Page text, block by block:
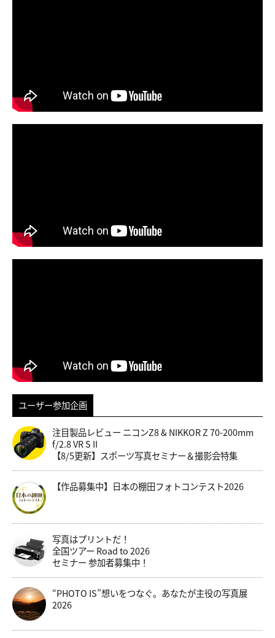
ユーザー参加企画
注目製品レビュー ニコンZ8 & NIKKOR Z 70-200mm
f/2.8 VR S II
【8/5更新】スポーツ写真セミナー＆撮影会特集
【作品募集中】日本の棚田フォトコンテスト2026
写真はプリントだ！
全国ツアー Road to 2026
セミナー 参加者募集中！
“PHOTO IS”想いをつなぐ。あなたが主役の写真展
2026